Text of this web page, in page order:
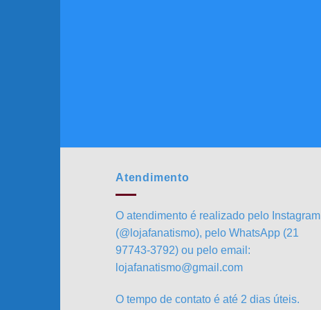
Atendimento
O atendimento é realizado pelo Instagram
(@lojafanatismo), pelo WhatsApp (21
97743-3792) ou pelo email:
lojafanatismo@gmail.com
O tempo de contato é até 2 dias úteis.